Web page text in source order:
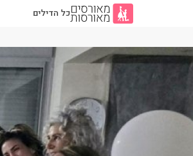
כל הדילים